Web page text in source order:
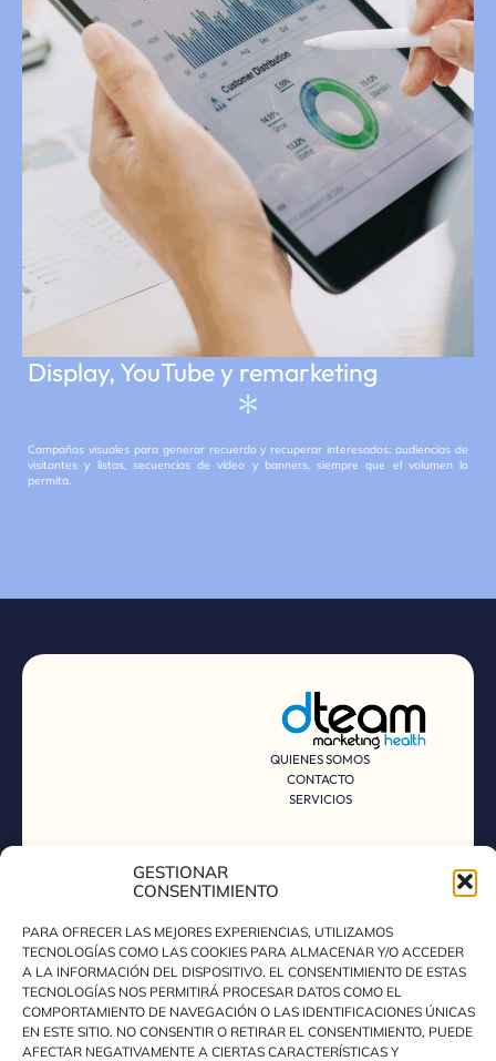
GESTIONAR
CONSENTIMIENTO
PARA OFRECER LAS MEJORES EXPERIENCIAS, UTILIZAMOS
TECNOLOGÍAS COMO LAS COOKIES PARA ALMACENAR Y/O ACCEDER
A LA INFORMACIÓN DEL DISPOSITIVO. EL CONSENTIMIENTO DE ESTAS
TECNOLOGÍAS NOS PERMITIRÁ PROCESAR DATOS COMO EL
COMPORTAMIENTO DE NAVEGACIÓN O LAS IDENTIFICACIONES ÚNICAS
EN ESTE SITIO. NO CONSENTIR O RETIRAR EL CONSENTIMIENTO, PUEDE
AFECTAR NEGATIVAMENTE A CIERTAS CARACTERÍSTICAS Y
Display, YouTube y remarketing
Campañas visuales para generar recuerdo y recuperar interesados: audiencias de
visitantes y listas, secuencias de vídeo y banners, siempre que el volumen lo
permita.
QUIENES SOMOS
CONTACTO
SERVICIOS
VALENCIA. AYUDAMOS A CLÍNICAS Y PROFESIONALES A CRECER
CON SEO, ADS, REDES SOCIALES Y DISEÑO WEB CUMPLIENDO
POLÍTICA DE PRIVACIDAD
POLÍTICA DE COOKIES
AVISO LEGAL